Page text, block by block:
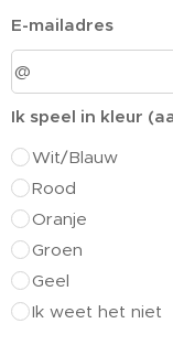
E-mailadres
Ik speel in kleur
Wit/Blauw
Rood
Oranje
Groen
Geel
Ik weet het niet